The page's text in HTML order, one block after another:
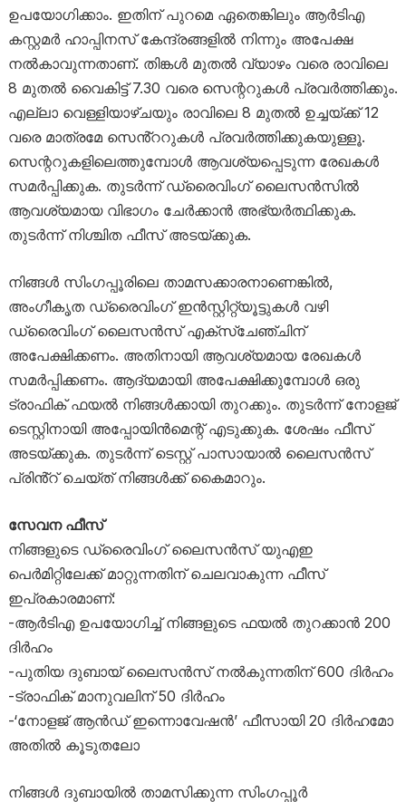
ഉപയോഗിക്കാം. ഇതിന് പുറമെ ഏതെങ്കിലും ആർടിഎ
കസ്റ്റമർ ഹാപ്പിനസ് കേന്ദ്രങ്ങളിൽ നിന്നും അപേക്ഷ
നൽകാവുന്നതാണ്. തിങ്കൾ മുതൽ വ്യാഴം വരെ രാവിലെ
8 മുതൽ വൈകിട്ട് 7.30 വരെ സെ​ന്ററുകൾ പ്രവർത്തിക്കും.
എല്ലാ വെള്ളിയാഴ്ചയും രാവിലെ 8 മുതൽ ഉച്ചയ്ക്ക് 12
വരെ മാത്രമേ സെൻ്ററുകൾ പ്രവർത്തിക്കുകയുള്ളൂ.
സെ​ന്ററുകളിലെത്തുമ്പോൾ ആവശ്യപ്പെടുന്ന രേഖകൾ
സമർപ്പിക്കുക. തുടർന്ന് ഡ്രൈവിംഗ് ലൈസൻസിൽ
ആവശ്യമായ വിഭാഗം ചേർക്കാൻ അഭ്യർത്ഥിക്കുക.
തുടർന്ന് നിശ്ചിത ഫീസ് അടയ്ക്കുക.
നിങ്ങൾ സിംഗപ്പൂരിലെ താമസക്കാരനാണെങ്കിൽ,
അംഗീകൃത ഡ്രൈവിംഗ് ഇൻസ്റ്റിറ്റ്യൂട്ടുകൾ വഴി
ഡ്രൈവിംഗ് ലൈസൻസ് എക്സ്ചേഞ്ചിന്
അപേക്ഷിക്കണം. അതിനായി ആവശ്യമായ രേഖകൾ
സമർപ്പിക്കണം. ആദ്യമായി അപേക്ഷിക്കുമ്പോൾ ഒരു
ട്രാഫിക് ഫയൽ നിങ്ങൾക്കായി തുറക്കും. തുടർന്ന് നോളജ്
ടെസ്റ്റിനായി അപ്പോയിൻമെ​ന്റ് എടുക്കുക. ശേഷം ഫീസ്
അടയ്ക്കുക. തുടർന്ന് ടെസ്റ്റ് പാസായാൽ ലൈസൻസ്
പ്രിൻ്റ് ചെയ്ത് നിങ്ങൾക്ക് കൈമാറും.
സേവന ഫീസ്
നിങ്ങളുടെ ഡ്രൈവിംഗ് ലൈസൻസ് യുഎഇ
പെർമിറ്റിലേക്ക് മാറ്റുന്നതിന് ചെലവാകുന്ന ഫീസ്
ഇപ്രകാരമാണ്:
-ആർടിഎ ഉപയോഗിച്ച് നിങ്ങളുടെ ഫയൽ തുറക്കാൻ 200
ദിർഹം
-പുതിയ ദുബായ് ലൈസൻസ് നൽകുന്നതിന് 600 ദിർഹം
-ട്രാഫിക് മാനുവലിന് 50 ദിർഹം
-‘നോളജ് ആൻഡ് ഇന്നൊവേഷൻ’ ഫീസായി 20 ദിർഹമോ
അതിൽ കൂടുതലോ
നിങ്ങൾ ദുബായിൽ താമസിക്കുന്ന സിംഗപ്പൂർ